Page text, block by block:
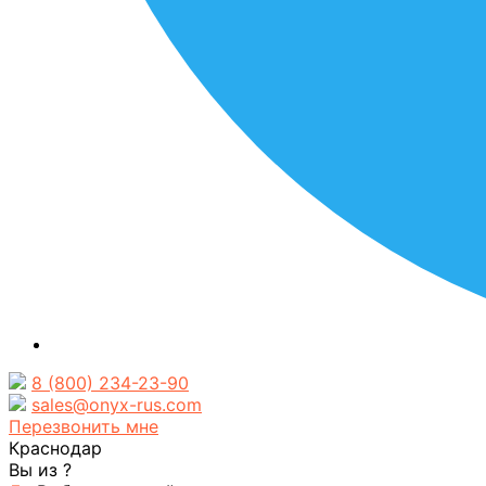
8 (800) 234-23-90
sales@onyx-rus.com
Перезвонить мне
Краснодар
Вы из ?